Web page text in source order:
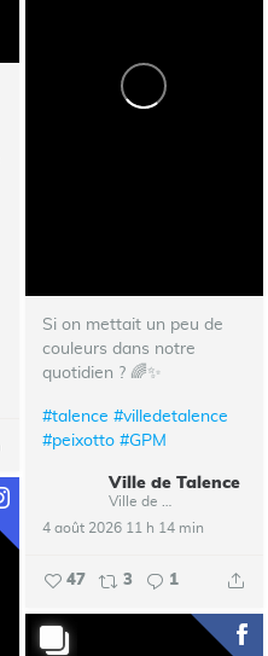
Si on mettait un peu de
couleurs dans notre
quotidien ? 🌈✨
#talence #villedetalence
#peixotto #GPM
Ville de Talence
4 août 2026 11 h 14 min
47 3 1